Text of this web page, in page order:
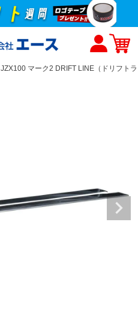
JZX100 マーク2 DRIFT LINE（ドリフト